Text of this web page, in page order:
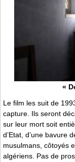
«
Le film les suit de
capture. Ils seront
sur leur mort soit
d’Etat, d’une bavure
musulmans, côtoyés
algériens. Pas de